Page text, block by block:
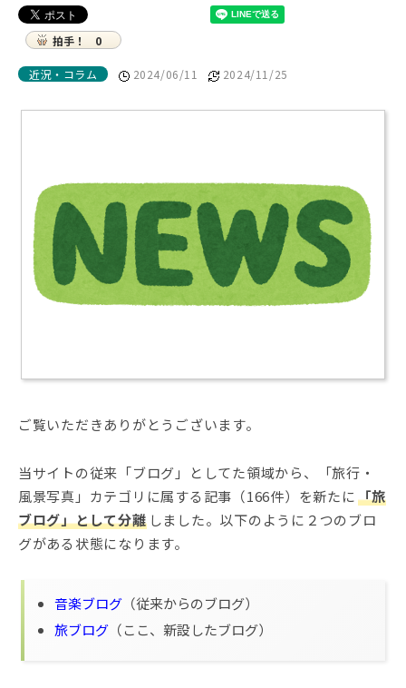
拍手！ 0
近況・コラム 2024/06/11 2024/11/25
ご覧いただきありがとうございます。
当サイトの従来「ブログ」としてた領域から、「旅行・
風景写真」カテゴリに属する記事（166件）を新たに「旅
ブログ」として分離 しました。以下のように２つのブロ
グがある状態になります。
音楽ブログ（従来からのブログ）
旅ブログ（ここ、新設したブログ）